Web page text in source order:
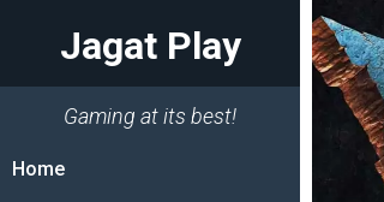
Jagat Play
Gaming at its best!
Home